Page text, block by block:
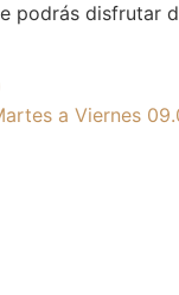
podrás disfrutar
a Viernes